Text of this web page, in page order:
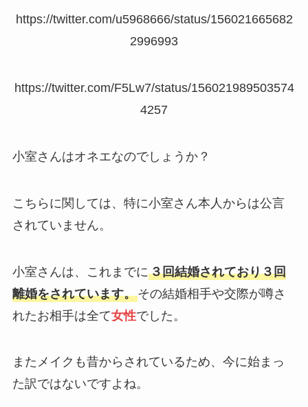
https://twitter.com/u5968666/status/156021665682
2996993
https://twitter.com/F5Lw7/status/156021989503574
4257
小室さんはオネエなのでしょうか？
こちらに関しては、特に小室さん本人からは公言
されていません。
小室さんは、これまでに３回結婚されており３回
離婚をされています。その結婚相手や交際が噂さ
れたお相手は全て女性でした。
またメイクも昔からされているため、今に始まっ
た訳ではないですよね。